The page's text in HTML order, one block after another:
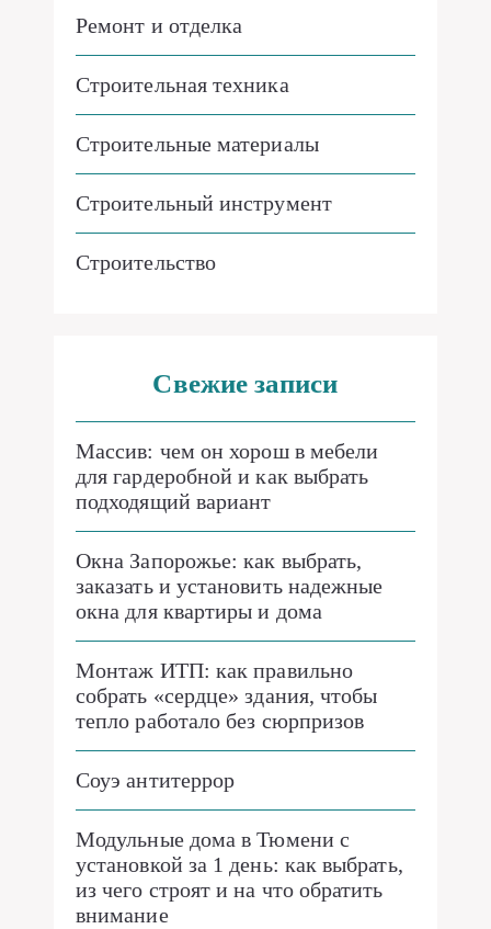
Ремонт и отделка
Строительная техника
Строительные материалы
Строительный инструмент
Строительство
Свежие записи
Массив: чем он хорош в мебели
для гардеробной и как выбрать
подходящий вариант
Окна Запорожье: как выбрать,
заказать и установить надежные
окна для квартиры и дома
Монтаж ИТП: как правильно
собрать «сердце» здания, чтобы
тепло работало без сюрпризов
Соуэ антитеррор
Модульные дома в Тюмени с
установкой за 1 день: как выбрать,
из чего строят и на что обратить
внимание